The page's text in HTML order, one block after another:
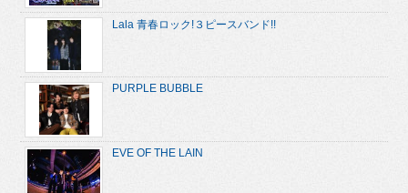
Lala 青春ロック!３ピースバンド!!
PURPLE BUBBLE
EVE OF THE LAIN